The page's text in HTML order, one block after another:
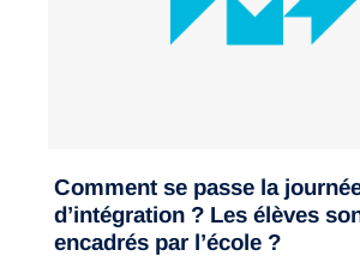
Comment se passe la
d’intégration ? Les élèves
encadrés par l’école ?